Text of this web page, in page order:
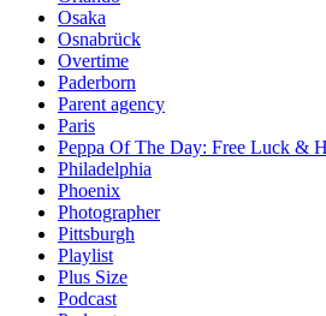
Osaka
Osnabrück
Overtime
Paderborn
Parent agency
Paris
Peppa Of The Day: Free Luck &
Philadelphia
Phoenix
Photographer
Pittsburgh
Playlist
Plus Size
Podcast